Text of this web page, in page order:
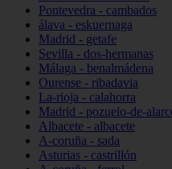
Pontevedra - cambados
álava - eskuernaga
Madrid - getafe
Sevilla - dos-hermanas
Málaga - benalmádena
Ourense - ribadavia
La-rioja - calahorra
Madrid - pozuelo-de-
Albacete - albacete
A-coruña - sada
Asturias - castrillón